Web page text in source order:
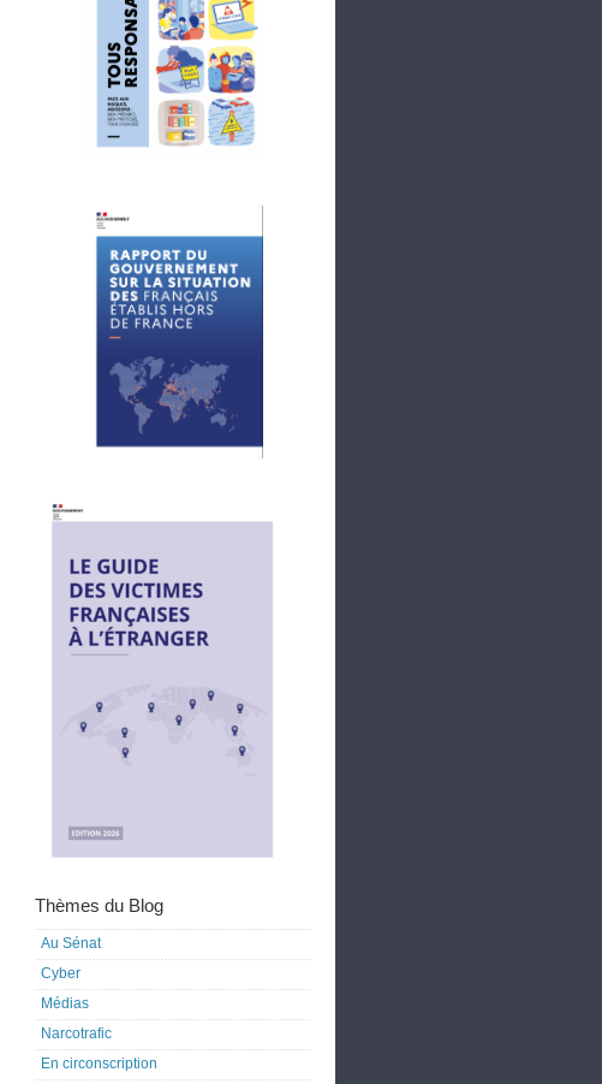
Thèmes du Blog
Au Sénat
Cyber
Médias
Narcotrafic
En circonscription